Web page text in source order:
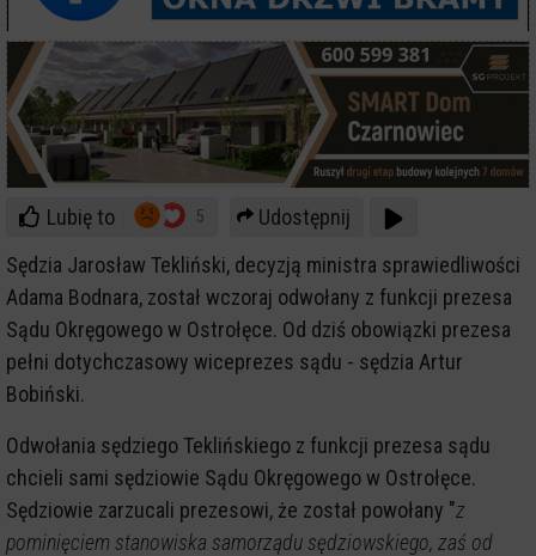
Lubię to 5
Udostępnij
Sędzia Jarosław Tekliński, decyzją ministra sprawiedliwości
Adama Bodnara, został wczoraj odwołany z funkcji prezesa
Sądu Okręgowego w Ostrołęce. Od dziś obowiązki prezesa
pełni dotychczasowy wiceprezes sądu - sędzia Artur
Bobiński.
Odwołania sędziego Teklińskiego z funkcji prezesa sądu
chcieli sami sędziowie Sądu Okręgowego w Ostrołęce.
Sędziowie zarzucali prezesowi, że został powołany "z
pominięciem stanowiska samorządu sędziowskiego, zaś od